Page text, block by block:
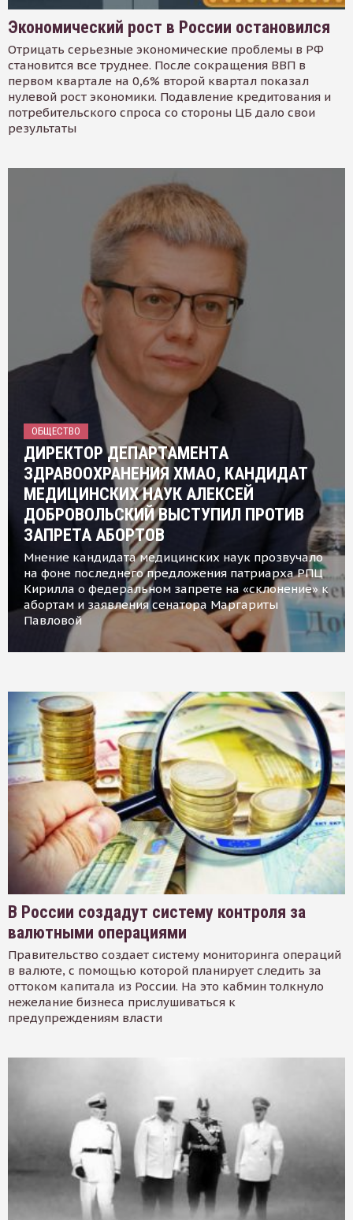
Экономический рост в России остановился
Отрицать серьезные экономические проблемы в РФ
становится все труднее. После сокращения ВВП в
первом квартале на 0,6% второй квартал показал
нулевой рост экономики. Подавление кредитования и
потребительского спроса со стороны ЦБ дало свои
результаты
ОБЩЕСТВО
ДИРЕКТОР ДЕПАРТАМЕНТА
ЗДРАВООХРАНЕНИЯ ХМАО, КАНДИДАТ
МЕДИЦИНСКИХ НАУК АЛЕКСЕЙ
ДОБРОВОЛЬСКИЙ ВЫСТУПИЛ ПРОТИВ
ЗАПРЕТА АБОРТОВ
Мнение кандидата медицинских наук прозвучало
на фоне последнего предложения патриарха РПЦ
Кирилла о федеральном запрете на «склонение» к
абортам и заявления сенатора Маргариты
Павловой
В России создадут систему контроля за
валютными операциями
Правительство создает систему мониторинга операций
в валюте, с помощью которой планирует следить за
оттоком капитала из России. На это кабмин толкнуло
нежелание бизнеса прислушиваться к
предупреждениям власти